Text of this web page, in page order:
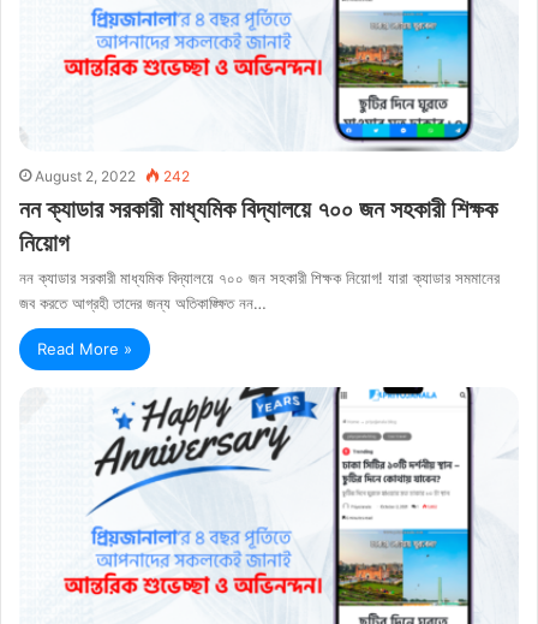
August 2, 2022 242
নন ক্যাডার সরকারী মাধ্যমিক বিদ্যালয়ে ৭০০ জন সহকারী শিক্ষক
নিয়োগ
নন ক্যাডার সরকারী মাধ্যমিক বিদ্যালয়ে ৭০০ জন সহকারী শিক্ষক নিয়োগ! যারা ক্যাডার সমমানের
জব করতে আগ্রহী তাদের জন্য অতিকাঙ্ক্ষিত নন…
Read More »